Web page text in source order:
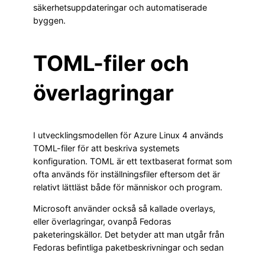
säkerhetsuppdateringar och automatiserade
byggen.
TOML-filer och
överlagringar
I utvecklingsmodellen för Azure Linux 4 används
TOML-filer för att beskriva systemets
konfiguration. TOML är ett textbaserat format som
ofta används för inställningsfiler eftersom det är
relativt lättläst både för människor och program.
Microsoft använder också så kallade overlays,
eller överlagringar, ovanpå Fedoras
paketeringskällor. Det betyder att man utgår från
Fedoras befintliga paketbeskrivningar och sedan